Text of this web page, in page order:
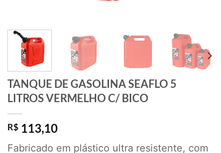
TANQUE DE GASOLINA SEAFLO 5
LITROS VERMELHO C/ BICO
R$ 113,10
Fabricado em plástico ultra resistente, com